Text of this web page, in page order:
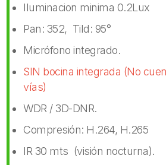
Iluminacion minima 0.2Lux
Pan: 352, Tild: 95°
Micrófono integrado.
SIN bocina integrada (No
vías)
WDR / 3D-DNR.
Compresión: H.264, H.265
IR 30 mts (visión nocturna).